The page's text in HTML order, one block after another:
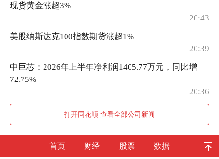
现货黄金涨超3%
20:43
美股纳斯达克100指数期货涨超1%
20:39
中巨芯：2026年上半年净利润1405.77万元，同比增
72.75%
20:36
打开同花顺 查看全部公司新闻
首页 财经 股票 数据